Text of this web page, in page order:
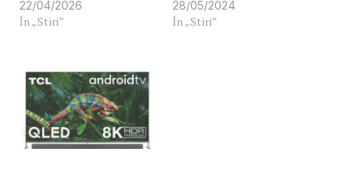
22/04/2026
În „Stiri”
28/05/2024
În „Stiri”